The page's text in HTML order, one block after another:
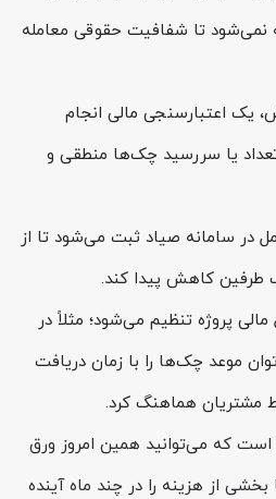
تا شفافیت حقوقی معامله
یک اعتبارسنجی مالی انجام
یا سررسید چک‌ها منطقی و
در سامانه صیاد ثبت می‌شود تا از
طرفین کاهش پیدا کند.
پروژه تنظیم می‌شود؛ مثلاً در
موعد چک‌ها را با زمان دریافت
مشتریان هماهنگ کرد.
که می‌توانید همین امروز ورق
بخشی از هزینه را در چند ماه آینده